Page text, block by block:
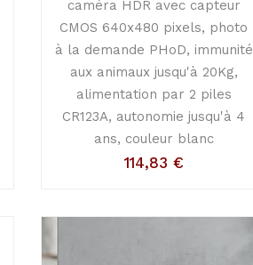
caméra HDR avec capteur
CMOS 640x480 pixels, photo
à la demande PHoD, immunité
aux animaux jusqu'à 20Kg,
alimentation par 2 piles
CR123A, autonomie jusqu'à 4
ans, couleur blanc
114,83 €